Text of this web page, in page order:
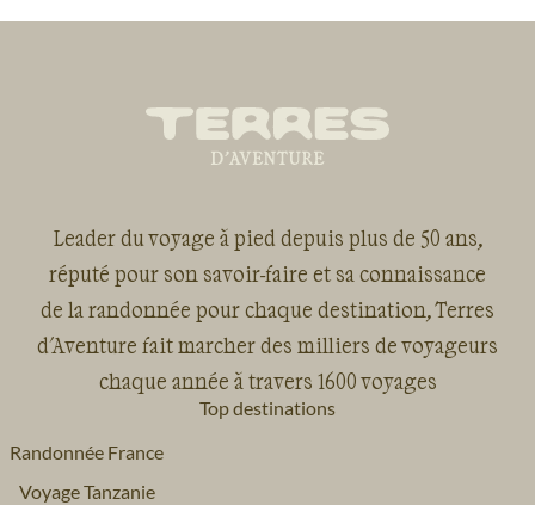
Leader du voyage à pied depuis plus de 50 ans,
réputé pour son savoir-faire et sa connaissance
de la randonnée pour chaque destination, Terres
d'Aventure fait marcher des milliers de voyageurs
chaque année à travers 1600 voyages
Top destinations
Randonnée France
Voyage Tanzanie